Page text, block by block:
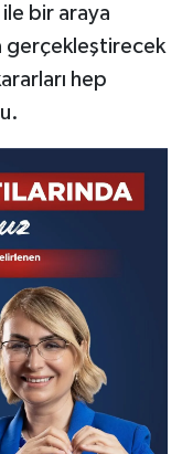
ile bir araya
gerçekleştirecek
hep